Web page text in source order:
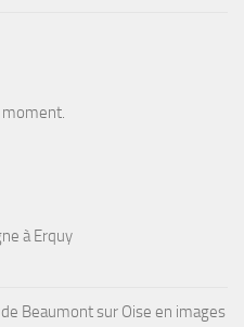
à Erquy
Beaumont sur Oise en images